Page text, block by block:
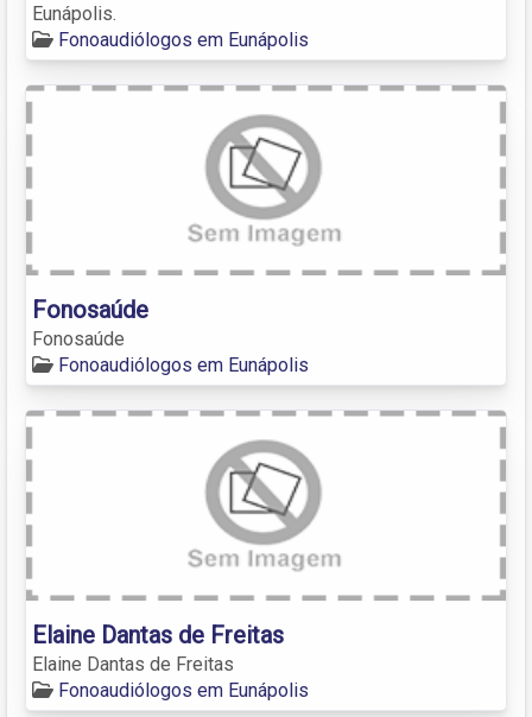
Eunápolis.
Fonoaudiólogos em Eunápolis
Fonosaúde
Fonosaúde
Fonoaudiólogos em Eunápolis
Elaine Dantas de Freitas
Elaine Dantas de Freitas
Fonoaudiólogos em Eunápolis